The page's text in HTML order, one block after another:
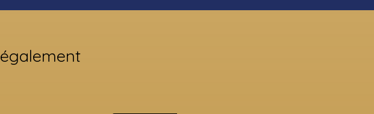
également